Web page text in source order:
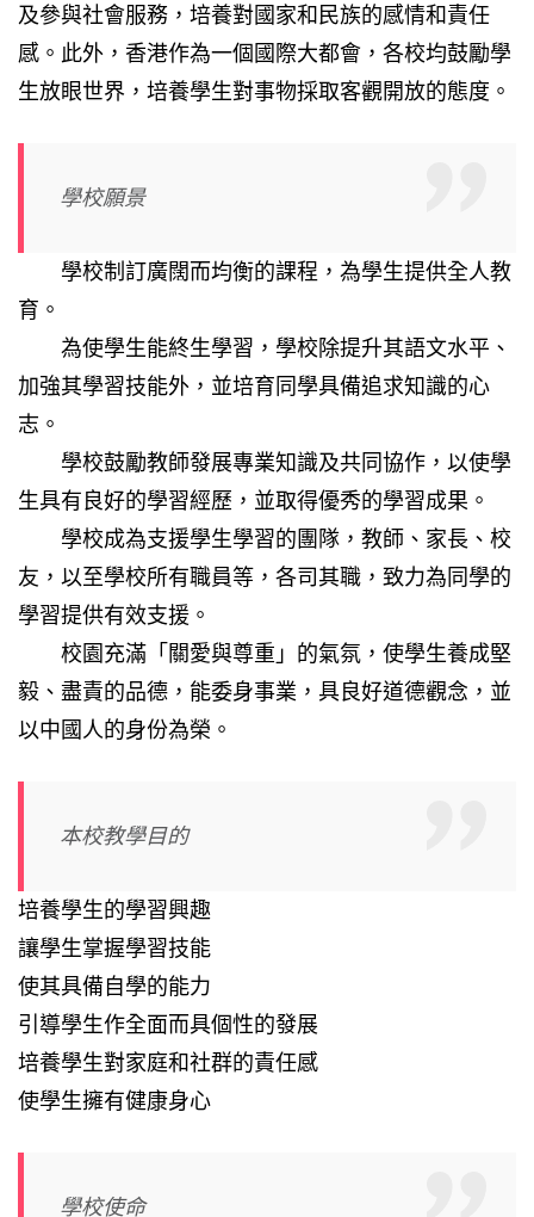
及參與社會服務，培養對國家和民族的感情和責任
感。此外，香港作為一個國際大都會，各校均鼓勵學
生放眼世界，培養學生對事物採取客觀開放的態度。
學校願景
學校制訂廣闊而均衡的課程，為學生提供全人教
育。
為使學生能終生學習，學校除提升其語文水平、
加強其學習技能外，並培育同學具備追求知識的心
志。
學校鼓勵教師發展專業知識及共同協作，以使學
生具有良好的學習經歷，並取得優秀的學習成果。
學校成為支援學生學習的團隊，教師、家長、校
友，以至學校所有職員等，各司其職，致力為同學的
學習提供有效支援。
校園充滿「關愛與尊重」的氣氛，使學生養成堅
毅、盡責的品德，能委身事業，具良好道德觀念，並
以中國人的身份為榮。
本校教學目的
培養學生的學習興趣
讓學生掌握學習技能
使其具備自學的能力
引導學生作全面而具個性的發展
培養學生對家庭和社群的責任感
使學生擁有健康身心
學校使命